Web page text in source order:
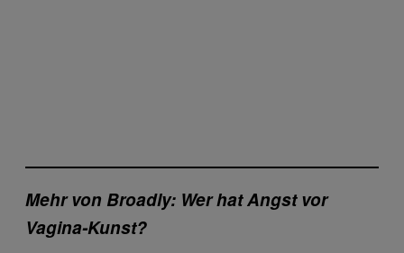
Mehr von Broadly: Wer hat Angst vor
Vagina-Kunst?